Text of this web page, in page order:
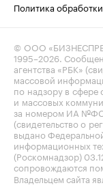
Политика
© ООО
1995–2026 .
агентства «РБК»
массовой
по надзору в сфере
и массовых
за номером ИА
(свидетельство о
выдано
информационных
(Роскомнадзор)
сопровождаются
Владельцем сайта